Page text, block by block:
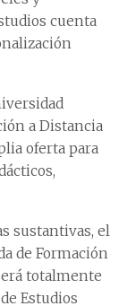
cuenta
a Distancia
oferta para
sustantivas, el
de Formación
totalmente
Estudios